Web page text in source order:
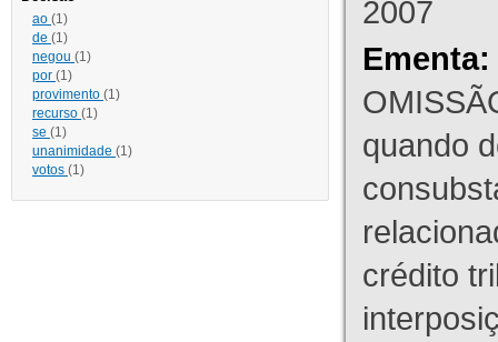
ao (1)
de (1)
negou (1)
por (1)
provimento (1)
recurso (1)
se (1)
unanimidade (1)
votos (1)
2007
Ementa:
quando
crédito